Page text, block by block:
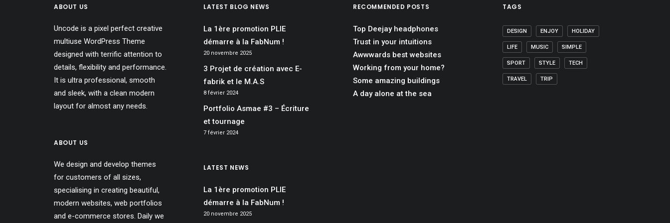
ABOUT US
Uncode is a pixel perfect creative
multiuse WordPress Theme
designed with terrific attention to
details, flexibility and performance.
It is ultra professional, smooth
and sleek, with a clean modern
layout for almost any needs.
ABOUT US
We design and develop themes
for customers of all sizes,
specialising in creating beautiful,
modern websites, web portfolios
and e-commerce stores. Daily we
LATEST BLOG NEWS
La 1ère promotion PLIE
démarre à la FabNum !
20 novembre 2025
3 Projet de création avec E-
fabrik et le M.A.S
8 février 2024
Portfolio Asmae #3 – Écriture
et tournage
7 février 2024
LATEST NEWS
La 1ère promotion PLIE
démarre à la FabNum !
20 novembre 2025
RECOMMENDED POSTS
Top Deejay headphones
Trust in your intuitions
Awwwards best websites
Working from your home?
Some amazing buildings
A day alone at the sea
TAGS
DESIGN ENJOY HOLIDAY
LIFE MUSIC SIMPLE
SPORT STYLE TECH
TRAVEL TRIP